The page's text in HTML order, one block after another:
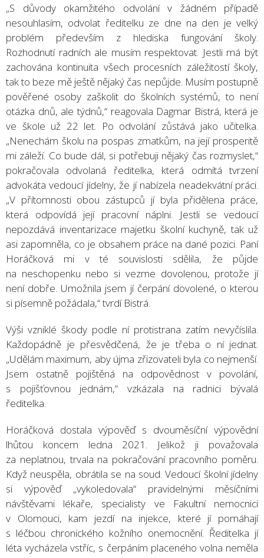
„S důvody okamžitého odvolání v žádném případě
nesouhlasím, odvolat ředitelku ze dne na den je velký
problém především z hlediska fungování školy.
Rozhodnutí radních ale musím respektovat. Jestli má být
zachována kontinuita všech procesních záležitostí školy,
tak to beze mě ještě nějaký čas nepůjde. Musím postupně
pověřené osoby zaškolit do školních systémů, to není
otázka dnů, ale týdnů,“ reagovala Dagmar Bistrá, která je
ve škole už 22 let. Po odvolání zůstává jako učitelka.
„Nenechám školu na pospas zmatkům, na její prosperitě
mi záleží. Co bude dál, si potřebuji nějaký čas rozmyslet,“
pokračovala odvolaná ředitelka, která odmítá tvrzení
advokáta vedoucí jídelny, že jí nabízela neadekvátní práci.
„V přítomnosti obou zástupců jí byla přidělena práce,
která odpovídá její pracovní náplni. Jestli se vedoucí
nepozdává inventarizace majetku školní kuchyně, tak už
asi zapomněla, co je obsahem práce na dané pozici. Paní
Horáčková mi v té souvislosti sdělila, že půjde
na neschopenku nebo si vezme dovolenou, protože jí
není dobře. Umožnila jsem jí čerpání dovolené, o kterou
si písemně požádala,“ tvrdí Bistrá.
Výši vzniklé škody podle ní protistrana zatím nevyčíslila.
Každopádně je přesvědčená, že je třeba o ní jednat.
„Udělám maximum, aby újma zřizovateli byla co nejmenší.
Jsem ostatně pojištěná na odpovědnost v povolání,
s pojišťovnou jednám,“ vzkázala na radnici bývalá
ředitelka.
Horáčková dostala výpověď s dvouměsíční výpovědní
lhůtou koncem ledna 2021. Jelikož ji považovala
za neplatnou, trvala na pokračování pracovního poměru.
Když neuspěla, obrátila se na soud. Vedoucí školní jídelny
si výpověď „vykoledovala“ pravidelnými měsíčními
návštěvami lékaře, specialisty ve Fakultní nemocnici
v Olomouci, kam jezdí na injekce, které jí pomáhají
s léčbou chronického kožního onemocnění. Ředitelka jí
léta vycházela vstříc, s čerpáním placeného volna neměla